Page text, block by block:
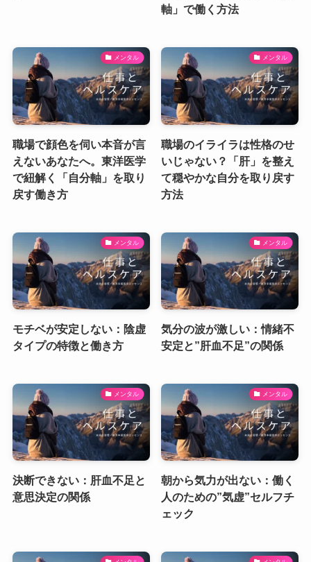
軸」で働く方法
メンタル
職場で顔色を伺い本音が言
えないあなたへ。東洋医学
で紐解く「自分軸」を取り
戻す働き方
メンタル
職場のイライラは性格のせ
いじゃない？「肝」を整え
て穏やかな自分を取り戻す
方法
メンタル
モチベが安定しない：陰虚
タイプの特徴と働き方
メンタル
気分の波が激しい：情緒不
安定と”肝血不足”の関係
メンタル
決断できない：肝血不足と
意思決定の関係
メンタル
朝から気力が出ない：働く
人のための”気虚”セルフチ
ェック